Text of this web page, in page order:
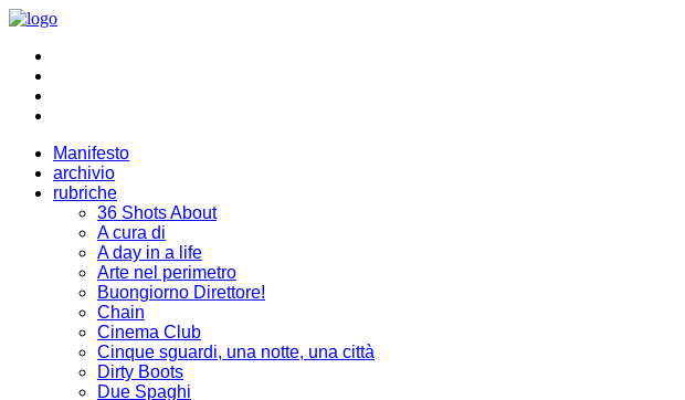
Manifesto
archivio
rubriche
36 Shots About
A cura di
A day in a life
Arte nel perimetro
Buongiorno Direttore!
Chain
Cinema Club
Cinque sguardi, una notte, una città
Dirty Boots
Due Spaghi